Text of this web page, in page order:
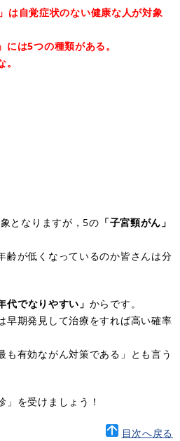
は自覚症状のない健康な人が対象
は5つの種類がある。
となりますが，5の 「子宮頸がん」
齢が低くなっているのか皆さんは分
代でなりやすい」 からです。
早期発見して治療をすれば高い確率
も有効ながん対策である」とも言う
」を受けましょう！
目次へ戻る